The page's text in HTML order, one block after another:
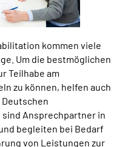
kommen viele
Um die bestmöglichen
Teilhabe am
zu können, helfen auch
Ansprechpartner in
begleiten bei Bedarf
von Leistungen zur